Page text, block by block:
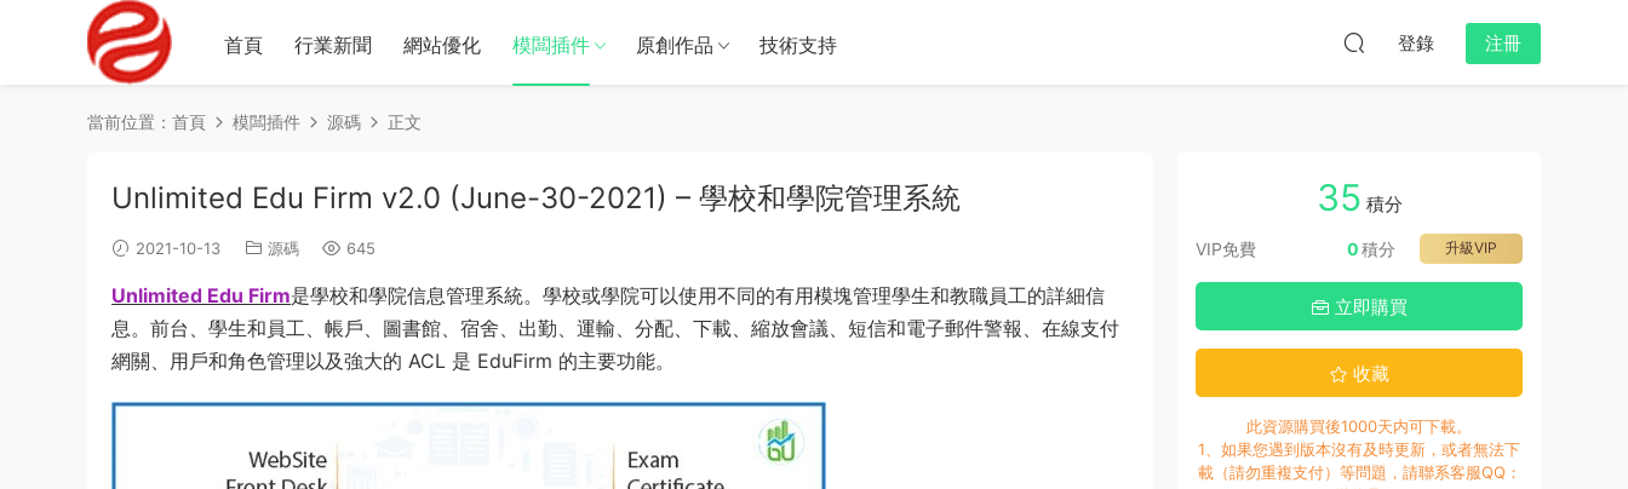
首頁 行業新聞 網站優化 模闆插件 原創作品 技術支持 登錄 注冊
當前位置： 首頁 模闆插件 源碼 正文
Unlimited Edu Firm v2.0 (June-30-2021) – 學校和學院管理系統
2021-10-13 源碼 645
Unlimited Edu Firm是學校和學院信息管理系統。學校或學院可以使用不同的有用模塊管理學生和教職員工的詳細信
息。前台、學生和員工、帳戶、圖書館、宿舍、出勤、運輸、分配、下載、縮放會議、短信和電子郵件警報、在線支付
網關、用戶和角色管理以及強大的 ACL 是 EduFirm 的主要功能。
35 積分
VIP免費 升級VIP
0積分
立即購買
收藏
此資源購買後1000天内可下載。
1、如果您遇到版本沒有及時更新，或者無法下
載（請勿重複支付）等問題，請聯系客服QQ：